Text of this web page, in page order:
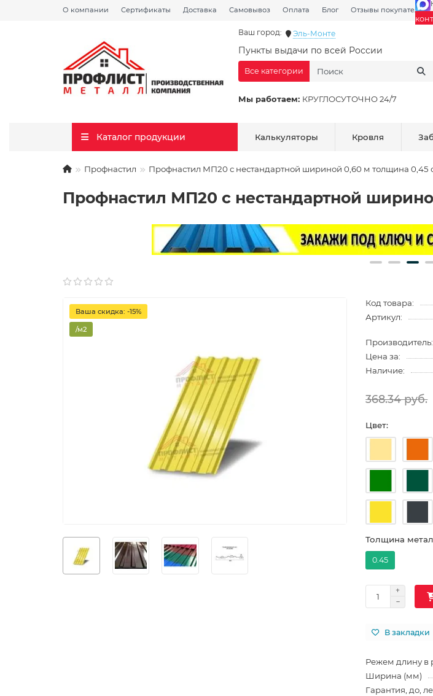
О компании Сертификаты Доставка Самовывоз Оплата Блог Отзывы покупателей
Ваш город: Эль-Монте
Пункты выдачи по всей России
Мы работаем: КРУГЛОСУТОЧНО 24/7
Все категории
Каталог продукции Калькуляторы Кровля
Профнастил Профнастил МП20 с нестандартной шириной 0,60 м толщина
Профнастил МП20 с нестандартной
Ваша скидка: -15%
/м2
Код товара:
Артикул:
Производитель:
Цена за:
Наличие:
368.34 руб.
Цвет:
Толщина
0.45
В закладки
Режем длину в
Ширина (мм)
Гарантия, до,